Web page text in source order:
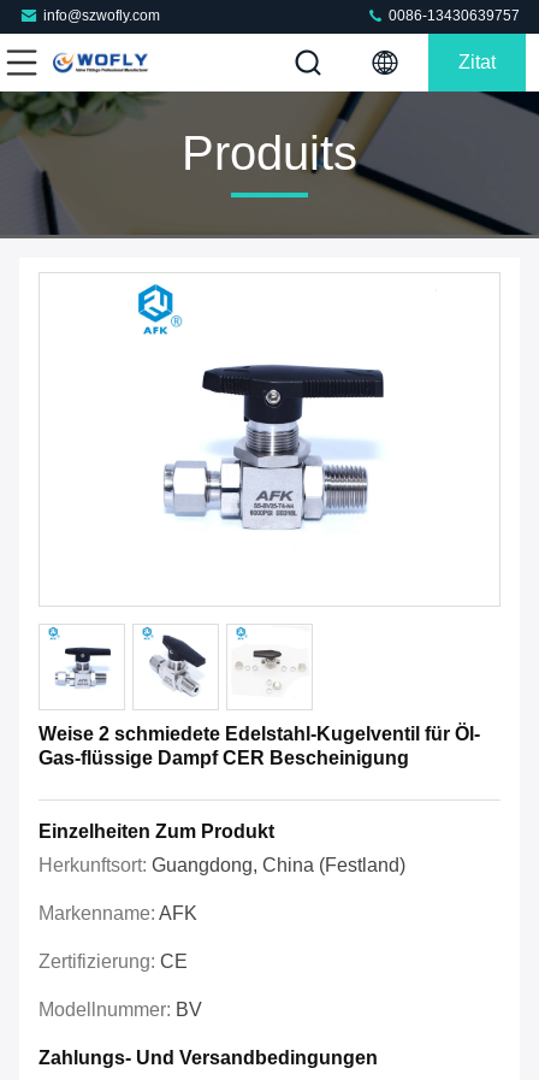
info@szwofly.com 0086-13430639757
Zitat
Produits
Weise 2 schmiedete Edelstahl-Kugelventil für Öl-
Gas-flüssige Dampf CER Bescheinigung
Einzelheiten Zum Produkt
Herkunftsort: Guangdong, China (Festland)
Markenname: AFK
Zertifizierung: CE
Modellnummer: BV
Zahlungs- Und Versandbedingungen